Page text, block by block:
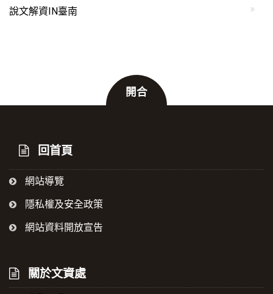
說文解資IN臺南
開合
回首頁
網站導覽
隱私權及安全政策
網站資料開放宣告
關於文資處